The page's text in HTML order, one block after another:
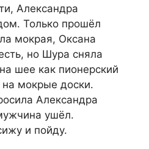
Александра
Только прошёл
мокрая, Оксана
но Шура сняла
шее как пионерский
на мокрые доски.
Александра
ушёл.
и пойду.